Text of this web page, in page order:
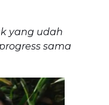
yang udah
sama